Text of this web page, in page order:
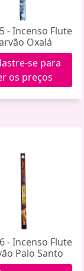
- Incenso Flute
Oxalá
se para
os preços
- Incenso Flute
Palo Santo